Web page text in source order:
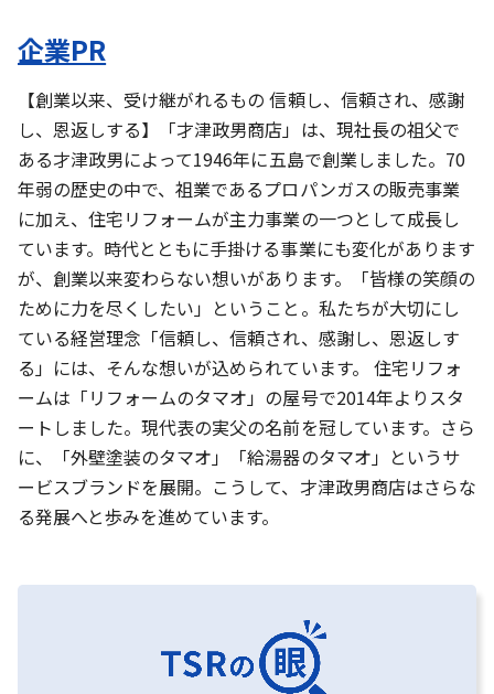
企業PR
【創業以来、受け継がれるもの 信頼し、信頼され、感謝
し、恩返しする】「才津政男商店」は、現社長の祖父で
ある才津政男によって1946年に五島で創業しました。70
年弱の歴史の中で、祖業であるプロパンガスの販売事業
に加え、住宅リフォームが主力事業の一つとして成長し
ています。時代とともに手掛ける事業にも変化があります
が、創業以来変わらない想いがあります。「皆様の笑顔の
ために力を尽くしたい」ということ。私たちが大切にし
ている経営理念「信頼し、信頼され、感謝し、恩返しす
る」には、そんな想いが込められています。 住宅リフォ
ームは「リフォームのタマオ」の屋号で2014年よりスタ
ートしました。現代表の実父の名前を冠しています。さら
に、「外壁塗装のタマオ」「給湯器のタマオ」というサ
ービスブランドを展開。こうして、才津政男商店はさらな
る発展へと歩みを進めています。